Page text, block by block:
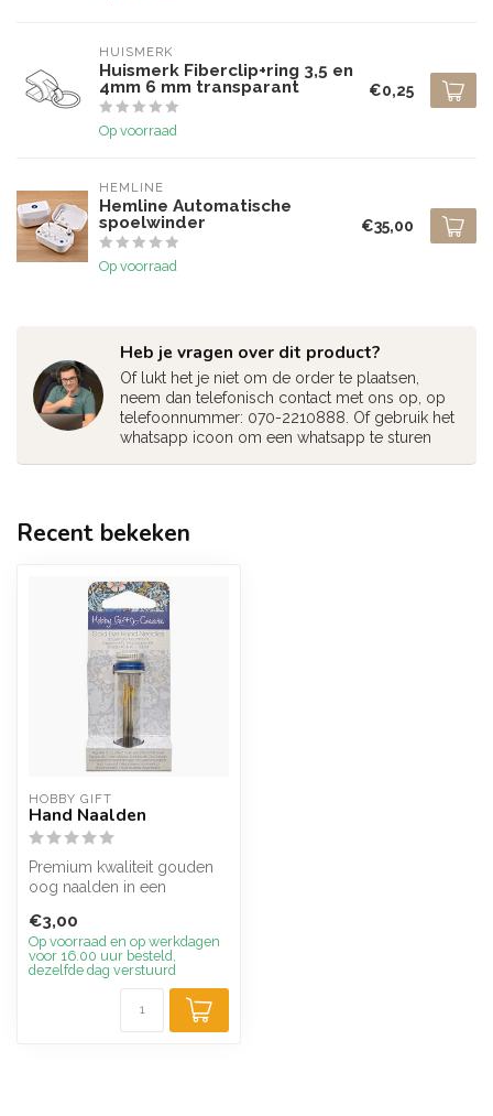
HUISMERK
Huismerk Fiberclip+ring 3,5 en
4mm 6 mm transparant
Op voorraad
€0,25
HEMLINE
Hemline Automatische
spoelwinder
Op voorraad
€35,00
Heb je vragen over dit product?
Of lukt het je niet om de order te plaatsen,
neem dan telefonisch contact met ons op, op
telefoonnummer: 070-2210888. Of gebruik het
whatsapp icoon om een whatsapp te sturen
Recent bekeken
HOBBY GIFT
Hand Naalden
Premium kwaliteit gouden
oog naalden in een
met geborste...
€3,00
Op voorraad en op werkdagen
voor 16.00 uur besteld,
dezelfde dag verstuurd